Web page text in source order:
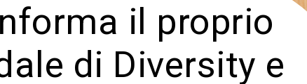
il proprio
di Diversity e